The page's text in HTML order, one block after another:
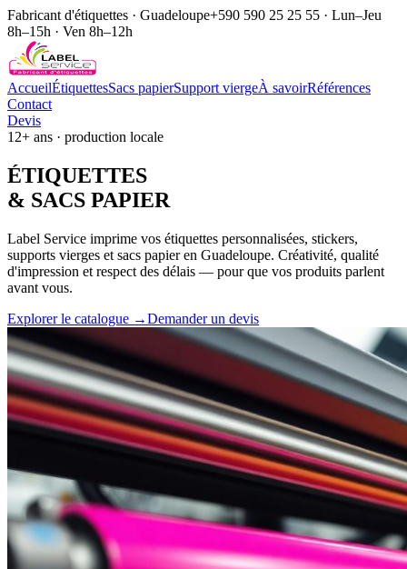
Fabricant d'étiquettes · Guadeloupe+590 590 25 25 55 · Lun–Jeu
8h–15h · Ven 8h–12h
AccueilÉtiquettesSacs papierSupport viergeÀ savoirRéférences
Contact
Devis
12+ ans · production locale
ÉTIQUETTES
& SACS PAPIER
Label Service imprime vos étiquettes personnalisées, stickers,
supports vierges et sacs papier en Guadeloupe. Créativité, qualité
d'impression et respect des délais — pour que vos produits parlent
avant vous.
Explorer le catalogue →Demander un devis